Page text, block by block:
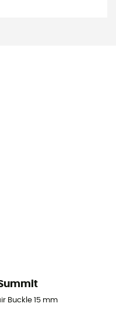
Buckle 15 mm